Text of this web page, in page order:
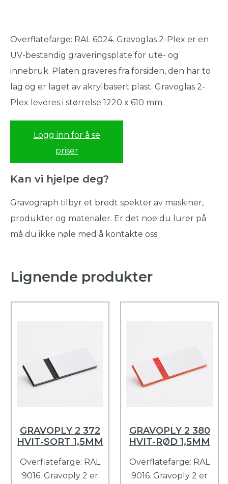
Overflatefarge: RAL 6024. Gravoglas 2-Plex er en
UV-bestandig graveringsplate for ute- og
innebruk. Platen graveres fra forsiden, den har to
lag og er laget av akrylbasert plast. Gravoglas 2-
Plex leveres i størrelse 1220 x 610 mm.
Logg inn for å se
priser
Kan vi hjelpe deg?
Gravograph tilbyr et bredt spekter av maskiner,
produkter og materialer. Er det noe du lurer på
må du ikke nøle med å kontakte oss.
Lignende produkter
GRAVOPLY 2 372
HVIT-SORT 1,5MM
Overflatefarge: RAL
9016. Gravoply 2 er
GRAVOPLY 2 380
HVIT-RØD 1,5MM
Overflatefarge: RAL
9016. Gravoply 2 er